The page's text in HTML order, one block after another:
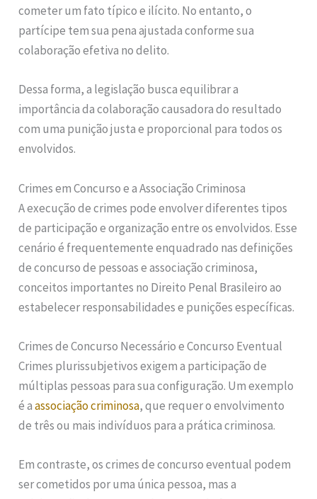
cometer um fato típico e ilícito. No entanto, o
partícipe tem sua pena ajustada conforme sua
colaboração efetiva no delito.
Dessa forma, a legislação busca equilibrar a
importância da colaboração causadora do resultado
com uma punição justa e proporcional para todos os
envolvidos.
Crimes em Concurso e a Associação Criminosa
A execução de crimes pode envolver diferentes tipos
de participação e organização entre os envolvidos. Esse
cenário é frequentemente enquadrado nas definições
de concurso de pessoas e associação criminosa,
conceitos importantes no Direito Penal Brasileiro ao
estabelecer responsabilidades e punições específicas.
Crimes de Concurso Necessário e Concurso Eventual
Crimes plurissubjetivos exigem a participação de
múltiplas pessoas para sua configuração. Um exemplo
é aassociação criminosa, que requer o envolvimento
de três ou mais indivíduos para a prática criminosa.
Em contraste, os crimes de concurso eventual podem
ser cometidos por uma única pessoa, mas a